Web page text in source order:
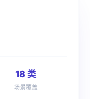
18 类
场景覆盖